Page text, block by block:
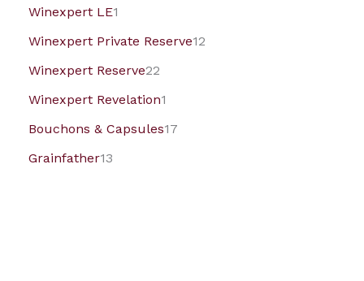
Winexpert LE1
Winexpert Private Reserve12
Winexpert Reserve22
Winexpert Revelation1
Bouchons & Capsules17
Grainfather13